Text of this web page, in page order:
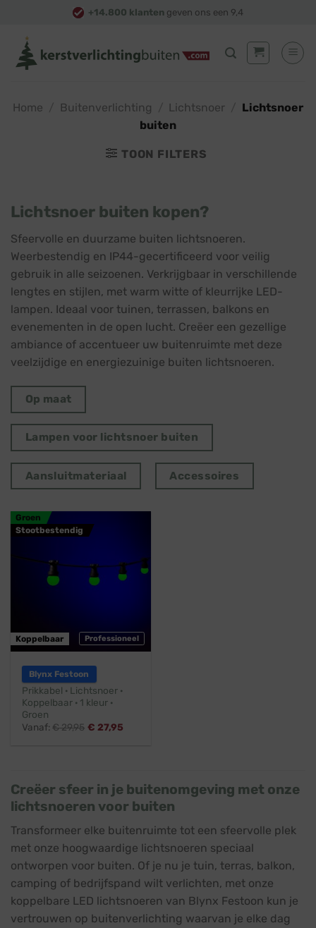
content
+14.800 klanten geven ons een 9,4
Home Buitenverlichting Lichtsnoer
Lichtsnoer
buiten
TOON FILTERS
Lichtsnoer buiten kopen?
Sfeervolle en duurzame buiten lichtsnoeren.
Weerbestendig en IP44-gecertificeerd voor veilig
gebruik in alle seizoenen. Verkrijgbaar in verschillende
lengtes en stijlen, met warm witte of kleurrijke LED-
lampen. Ideaal voor tuinen, terrassen, balkons en
evenementen in de open lucht. Creëer een gezellige
ambiance of accentueer uw buitenruimte met deze
veelzijdige en energiezuinige buiten lichtsnoeren.
Op maat
Lampen voor lichtsnoer buiten
Aansluitmateriaal Accessoires
Groen
Stootbestendig
Professioneel
Koppelbaar
Blynx Festoon
Prikkabel · Lichtsnoer ·
Koppelbaar · 1 kleur ·
Groen
Vanaf:€29,95 € 27,95
Creëer sfeer in je buitenomgeving met onze
lichtsnoeren voor buiten
Transformeer elke buitenruimte tot een sfeervolle plek
met onze hoogwaardige lichtsnoeren speciaal
ontworpen voor buiten. Of je nu je tuin, terras, balkon,
camping of bedrijfspand wilt verlichten, met onze
koppelbare LED lichtsnoeren van Blynx Festoon kun je
vertrouwen op buitenverlichting waarvan je elke dag